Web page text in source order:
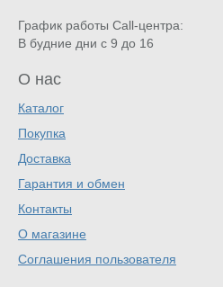
График работы Call-центра:
В будние дни с 9 до 16
О нас
Каталог
Покупка
Доставка
Гарантия и обмен
Контакты
О магазине
Соглашения пользователя